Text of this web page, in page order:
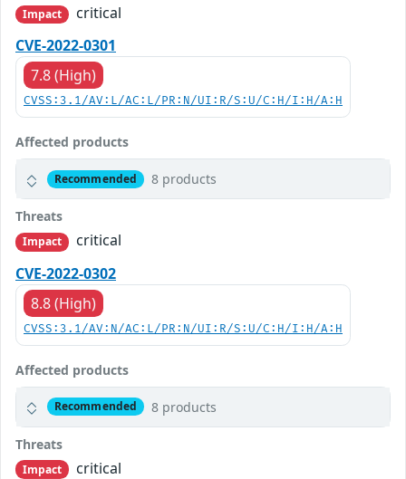
Impact
critical
CVE-2022-0301
7.8 (High)
CVSS:3.1/AV:L/AC:L/PR:N/UI:R/S:U/C:H/I:H/A:H
Affected products
Recommended 8 products
Threats
Impact
critical
CVE-2022-0302
8.8 (High)
CVSS:3.1/AV:N/AC:L/PR:N/UI:R/S:U/C:H/I:H/A:H
Affected products
Recommended 8 products
Threats
Impact
critical